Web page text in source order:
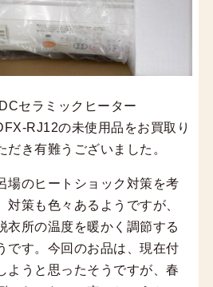
セラミックヒーター
RJ12の未使用品をお買取り
だき有難うございました。
場のヒートショック対策を考
対策も色々あるようですが、
衣所の温度を暖かく調節する
です。今回のお品は、現在付
ようと思ったそうですが、春